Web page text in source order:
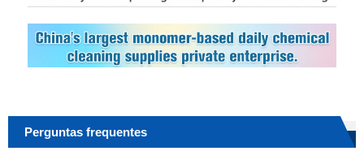
Perguntas frequentes